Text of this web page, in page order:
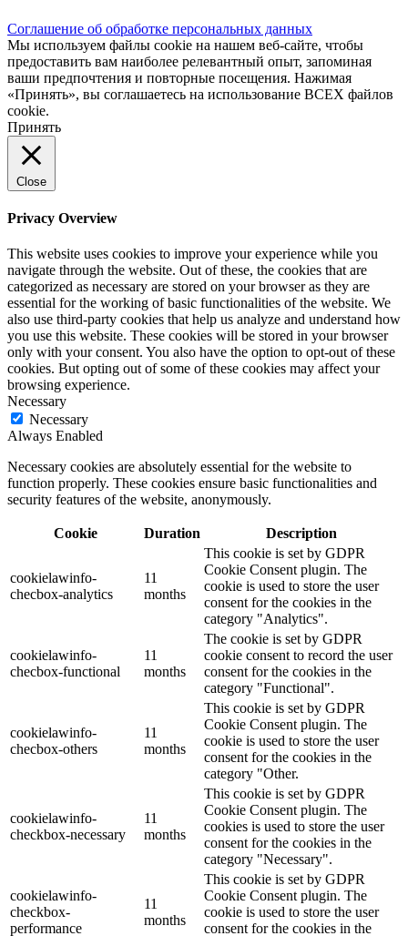
Соглашение об обработке персональных данных
Мы используем файлы cookie на нашем веб-сайте, чтобы
предоставить вам наиболее релевантный опыт, запоминая
ваши предпочтения и повторные посещения. Нажимая
«Принять», вы соглашаетесь на использование ВСЕХ файлов
cookie.
Принять
Close
Privacy Overview
This website uses cookies to improve your experience while you
navigate through the website. Out of these, the cookies that are
categorized as necessary are stored on your browser as they are
essential for the working of basic functionalities of the website. We
also use third-party cookies that help us analyze and understand how
you use this website. These cookies will be stored in your browser
only with your consent. You also have the option to opt-out of these
cookies. But opting out of some of these cookies may affect your
browsing experience.
Necessary
Necessary
Always Enabled
Necessary cookies are absolutely essential for the website to
function properly. These cookies ensure basic functionalities and
security features of the website, anonymously.
Cookie Duration Description
cookielawinfo-
checbox-analytics
11
months
This cookie is set by GDPR
Cookie Consent plugin. The
cookie is used to store the user
consent for the cookies in the
category "Analytics".
cookielawinfo-
checbox-functional
11
months
The cookie is set by GDPR
cookie consent to record the user
consent for the cookies in the
category "Functional".
cookielawinfo-
checbox-others
11
months
This cookie is set by GDPR
Cookie Consent plugin. The
cookie is used to store the user
consent for the cookies in the
category "Other.
cookielawinfo-
checkbox-necessary
11
months
This cookie is set by GDPR
Cookie Consent plugin. The
cookies is used to store the user
consent for the cookies in the
category "Necessary".
cookielawinfo-
checkbox-
performance
11
months
This cookie is set by GDPR
Cookie Consent plugin. The
cookie is used to store the user
consent for the cookies in the